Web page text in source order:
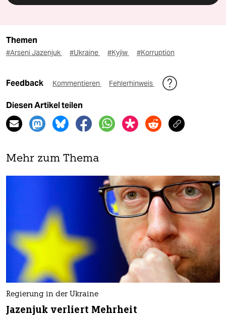
Themen
#Arseni Jazenjuk #Ukraine #Kyjiw #Korruption
Feedback Kommentieren Fehlerhinweis
Diesen Artikel teilen
Mehr zum Thema
Regierung in der Ukraine
Jazenjuk verliert Mehrheit